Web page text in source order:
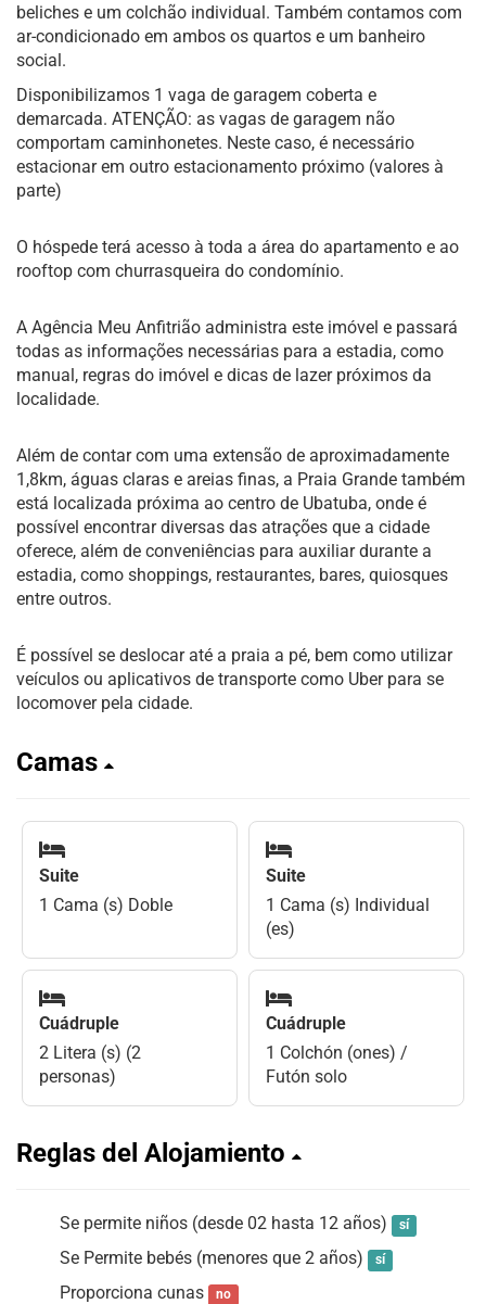
beliches e um colchão individual. Também contamos com
ar-condicionado em ambos os quartos e um banheiro
social.
Disponibilizamos 1 vaga de garagem coberta e
demarcada. ATENÇÃO: as vagas de garagem não
comportam caminhonetes. Neste caso, é necessário
estacionar em outro estacionamento próximo (valores à
parte)
O hóspede terá acesso à toda a área do apartamento e ao
rooftop com churrasqueira do condomínio.
A Agência Meu Anfitrião administra este imóvel e passará
todas as informações necessárias para a estadia, como
manual, regras do imóvel e dicas de lazer próximos da
localidade.
Além de contar com uma extensão de aproximadamente
1,8km, águas claras e areias finas, a Praia Grande também
está localizada próxima ao centro de Ubatuba, onde é
possível encontrar diversas das atrações que a cidade
oferece, além de conveniências para auxiliar durante a
estadia, como shoppings, restaurantes, bares, quiosques
entre outros.
É possível se deslocar até a praia a pé, bem como utilizar
veículos ou aplicativos de transporte como Uber para se
locomover pela cidade.
Camas
Suite
1 Cama (s) Doble
Suite
1 Cama (s) Individual
(es)
Cuádruple
2 Litera (s) (2
personas)
Cuádruple
1 Colchón (ones) /
Futón solo
Reglas del Alojamiento
Se permite niños (desde 02 hasta 12 años) sí
Se Permite bebés (menores que 2 años) sí
Proporciona cunas no